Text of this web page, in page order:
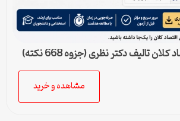
تالیف دکتر نظری (جزوه 668 نکته)
مشاهده و خرید